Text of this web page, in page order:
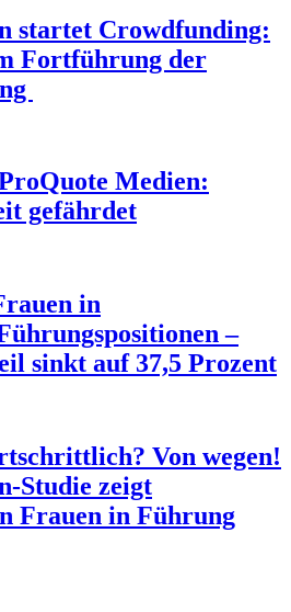
startet Crowdfunding:
Fortführung der
Medien:
gefährdet
in
–
sinkt auf 37,5 Prozent
Von wegen!
Studie zeigt
Frauen in Führung